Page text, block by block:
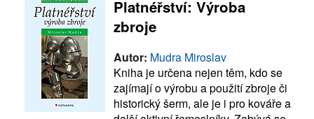
Platnéřství: Výroba
zbroje
Autor: Mudra Miroslav
Kniha je určena nejen těm, kdo se
zajímají o výrobu a použití zbroje či
historický šerm, ale je i pro kováře a